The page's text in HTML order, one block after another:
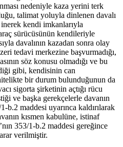
nedeniyle kaza yerini terk
talimat yoluyla dinlenen davalı
inerek kendi imkanlarıyla
sürücüsünün kendileriyle
davalının kazadan sonra olay
tedavi merkezine başvurmadığı,
söz konusu olmadığı ve bu
gibi, kendisinin can
bir durum bulunduğunun da
sigorta şirketinin açtığı rücu
ve başka gerekçelerle davanın
b.2 maddesi uyarınca kaldırılarak
kısmen kabulüne, istinaf
353/1-b.2 maddesi gereğince
verilmiştir.